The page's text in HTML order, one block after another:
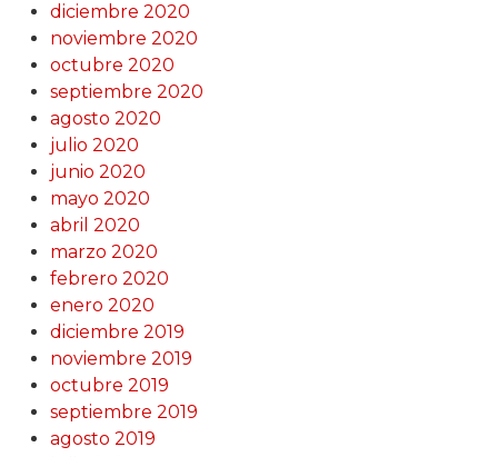
diciembre 2020
noviembre 2020
octubre 2020
septiembre 2020
agosto 2020
julio 2020
junio 2020
mayo 2020
abril 2020
marzo 2020
febrero 2020
enero 2020
diciembre 2019
noviembre 2019
octubre 2019
septiembre 2019
agosto 2019